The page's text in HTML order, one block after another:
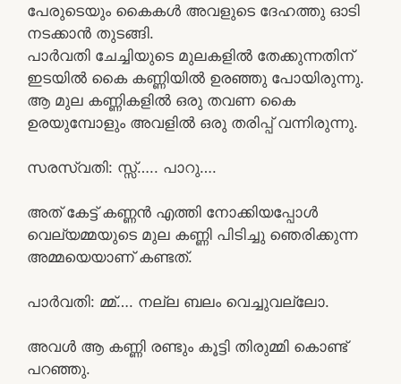
പേരുടെയും കൈകൾ അവളുടെ ദേഹത്തു ഓടി
നടക്കാൻ തുടങ്ങി.
പാർവതി ചേച്ചിയുടെ മുലകളിൽ തേക്കുന്നതിന്
ഇടയിൽ കൈ കണ്ണിയിൽ ഉരഞ്ഞു പോയിരുന്നു.
ആ മുല കണ്ണികളിൽ ഒരു തവണ കൈ
ഉരയുമ്പോളും അവളിൽ ഒരു തരിപ്പ് വന്നിരുന്നു.
സരസ്വതി: സ്സ്‌….. പാറു….
അത് കേട്ട് കണ്ണൻ എത്തി നോക്കിയപ്പോൾ
വെല്യമ്മയുടെ മുല കണ്ണി പിടിച്ചു ഞെരിക്കുന്ന
അമ്മയെയാണ് കണ്ടത്.
പാർവതി: മ്മ്…. നല്ല ബലം വെച്ചുവല്ലോ.
അവൾ ആ കണ്ണി രണ്ടും കൂട്ടി തിരുമ്മി കൊണ്ട്
പറഞ്ഞു.